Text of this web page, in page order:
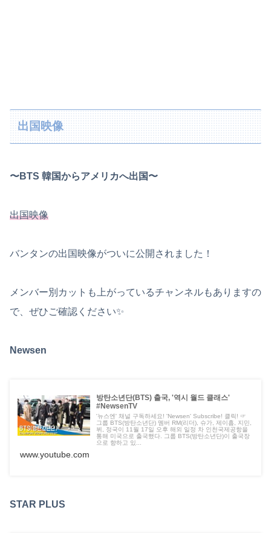
出国映像
〜BTS 韓国からアメリカへ出国〜
出国映像
バンタンの出国映像がついに公開されました！
メンバー別カットも上がっているチャンネルもありますの
で、ぜひご確認ください✨
Newsen
방탄소년단(BTS) 출국, '역시 월드 클래스'
#NewsenTV
'뉴스엔' 채널 구독하세요! 'Newsen' Subscribe! 클릭! ☞
그룹 BTS(방탄소년단) 멤버 RM(리더), 슈가, 제이홉, 지민,
뷔, 정국이 11월 17일 오후 해외 일정 차 인천국제공항을
통해 미국으로 출국했다. 그룹 BTS(방탄소년단)이 출국장
으로 향하고 있...
www.youtube.com
STAR PLUS